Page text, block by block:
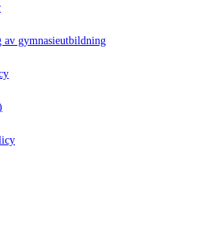
av gymnasieutbildning